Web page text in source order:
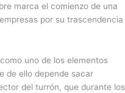
marca el comienzo de una
por su trascendencia
uno de los elementos
de ello depende sacar
del turrón, que durante los